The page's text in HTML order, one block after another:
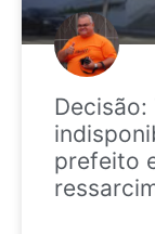
Decisão:
prefeito